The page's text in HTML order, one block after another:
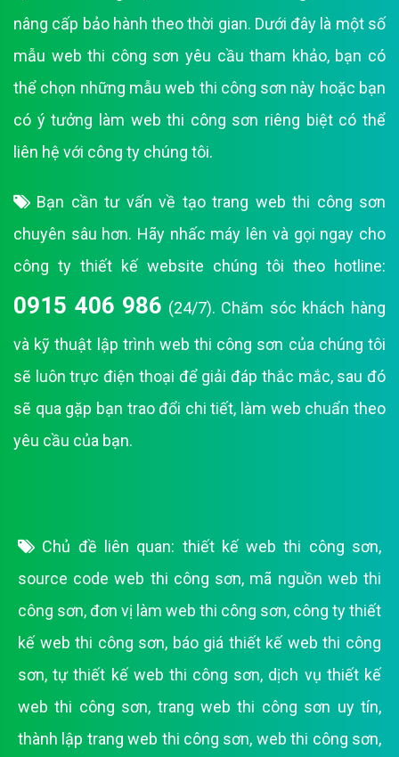
nâng cấp bảo hành theo thời gian. Dưới đây là một số
mẫu web thi công sơn yêu cầu tham khảo, bạn có
thể chọn những mẫu web thi công sơn này hoặc bạn
có ý tưởng làm web thi công sơn riêng biệt có thể
liên hệ với công ty chúng tôi.
Bạn cần tư vấn về tạo trang web thi công sơn
chuyên sâu hơn. Hãy nhấc máy lên và gọi ngay cho
công ty thiết kế website chúng tôi theo hotline:
0915 406 986 (24/7). Chăm sóc khách hàng
và kỹ thuật lập trình web thi công sơn của chúng tôi
sẽ luôn trực điện thoại để giải đáp thắc mắc, sau đó
sẽ qua gặp bạn trao đổi chi tiết, làm web chuẩn theo
yêu cầu của bạn.
Chủ đề liên quan: thiết kế web thi công sơn,
source code web thi công sơn, mã nguồn web thi
công sơn,đơn vị làm web thi công sơn, công ty thiết
kế web thi công sơn, báo giá thiết kế web thi công
sơn,tự thiết kế web thi công sơn, dịch vụ thiết kế
web thi công sơn, trang web thi công sơn uy tín,
thành lập trang web thi công sơn, web thi công sơn,